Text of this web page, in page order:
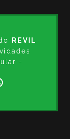
REVIL
-